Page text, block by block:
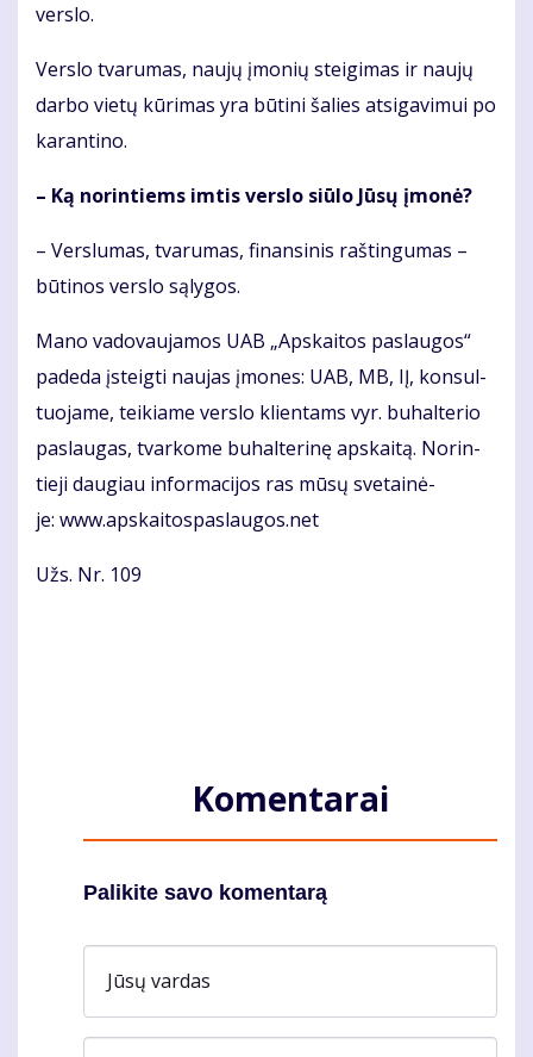
ver­slo.
Ver­slo tva­ru­mas, nau­jų įmo­nių stei­gi­mas ir nau­jų
dar­bo vie­tų kū­ri­mas yra bū­ti­ni ša­lies at­si­ga­vi­mui po
ka­ran­ti­no.
– Ką no­rin­tiems im­tis ver­slo siū­lo Jū­sų įmo­nė?
– Ver­slu­mas, tva­ru­mas, fi­nan­si­nis raš­tin­gu­mas –
bū­ti­nos ver­slo są­ly­gos.
Ma­no va­do­vau­ja­mos UAB „Ap­skai­tos pa­slau­gos“
pa­de­da įsteig­ti nau­jas įmo­nes: UAB, MB, IĮ, kon­sul­
tuo­ja­me, tei­kia­me ver­slo klien­tams vyr. bu­hal­te­rio
pa­slau­gas, tvar­ko­me bu­hal­te­ri­nę ap­skai­tą. No­rin­
tie­ji dau­giau in­for­ma­ci­jos ras mū­sų sve­tai­nė­
je: www.ap­skai­tos­pas­lau­gos.net
Užs. Nr. 109
Komentarai
Palikite savo komentarą
Jūsų vardas